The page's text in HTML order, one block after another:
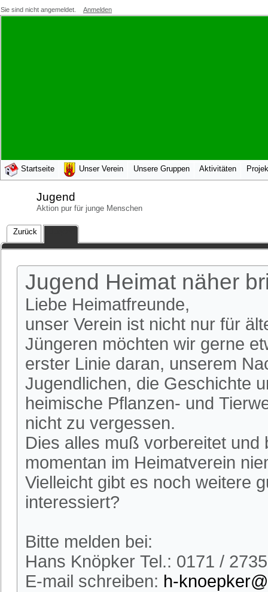
Sie sind nicht angemeldet. Anmelden
Startseite Unser Verein Unsere Gruppen Aktivitäten
Jugend
Aktion pur für junge Menschen
Zurück
Jugend Heimat näher
Liebe Heimatfreunde,
unser Verein ist nicht nur für
Jüngeren möchten wir gerne
erster Linie daran, unserem
Jugendlichen, die Geschichte
heimische Pflanzen- und
nicht zu vergessen.
Dies alles muß vorbereitet
momentan im Heimatverein
Vielleicht gibt es noch weitere
interessiert?
Bitte melden bei:
Hans Knöpker Tel.: 0171 /
E-mail schreiben: h-